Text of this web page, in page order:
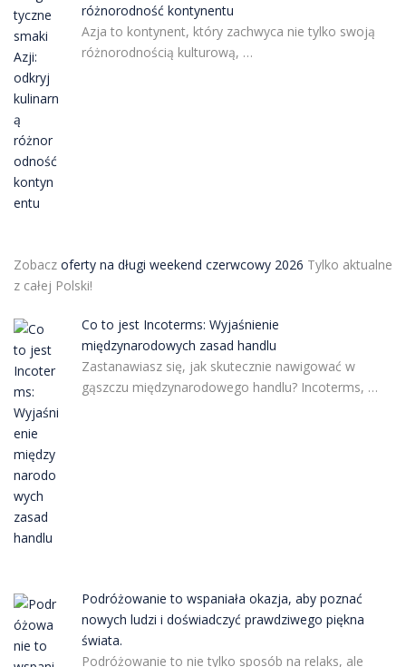
różnorodność kontynentu
Azja to kontynent, który zachwyca nie tylko swoją
różnorodnością kulturową, …
Zobacz oferty na długi weekend czerwcowy 2026 Tylko aktualne
z całej Polski!
Co to jest Incoterms: Wyjaśnienie
międzynarodowych zasad handlu
Zastanawiasz się, jak skutecznie nawigować w
gąszczu międzynarodowego handlu? Incoterms, …
Podróżowanie to wspaniała okazja, aby poznać
nowych ludzi i doświadczyć prawdziwego piękna
świata.
Podróżowanie to nie tylko sposób na relaks, ale